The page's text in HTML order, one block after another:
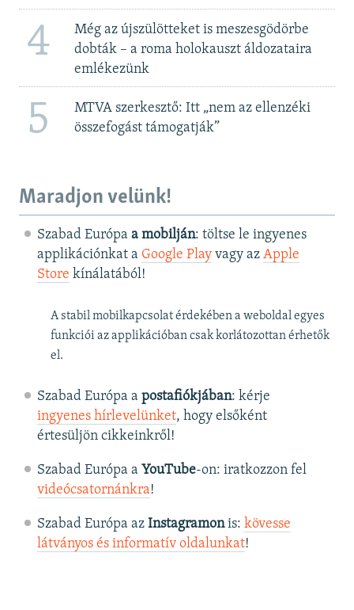
4
Még az újszülötteket is meszesgödörbe
dobták – a roma holokauszt áldozataira
emlékezünk
5
MTVA szerkesztő: Itt „nem az ellenzéki
összefogást támogatják”
Maradjon velünk!
Szabad Európa a mobilján: töltse le ingyenes
applikációnkat a Google Playvagy az Apple
Store kínálatából!
A stabil mobilkapcsolat érdekében a weboldal egyes
funkciói az applikációban csak korlátozottan érhetők
el.
Szabad Európa a postafiókjában: kérje
ingyenes hírlevelünket, hogy elsőként
értesüljön cikkeinkről!
Szabad Európa a YouTube-on: iratkozzon fel
videócsatornánkra!
Szabad Európa az Instagramonis: kövesse
látványos és informatív oldalunkat! ​